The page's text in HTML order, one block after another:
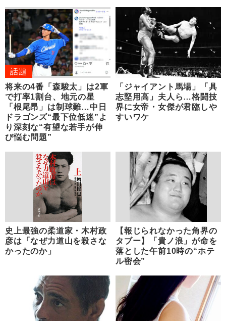
話題
将来の4番「森駿太」は2軍
で打率1割台、地元の星
「根尾昂」は制球難…中日
ドラゴンズ“最下位低迷”よ
り深刻な“有望な若手が伸
び悩む問題”
「ジャイアント馬場」「具
志堅用高」夫人ら…格闘技
界に女帝・女傑が君臨しや
すいワケ
史上最強の柔道家・木村政
彦は「なぜ力道山を殺さな
かったのか」
【報じられなかった角界の
タブー】「貴ノ浪」が命を
落とした午前10時の“ホテ
ル密会”